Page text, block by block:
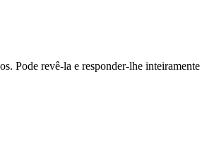
Pode revê-la e responder-lhe